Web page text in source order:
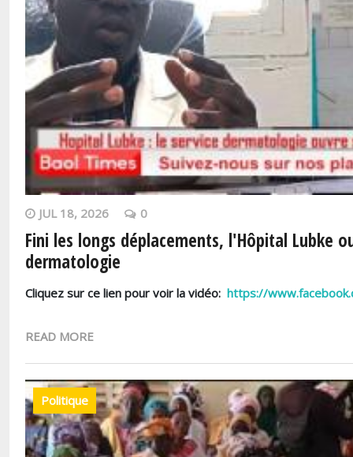
JUL 18, 2026 0
Fini les longs déplacements, l'Hôpital Lubke
dermatologie
Cliquez sur ce lien pour voir la vidéo: https://
READ MORE
Politique